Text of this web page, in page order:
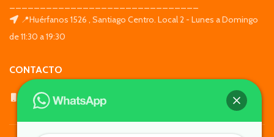
📍Huérfanos 1526 , Santiago Centro. Local 2 - Lunes a Domingo
de 11:30 a 19:30
CONTACTO
WhatsApp: +569 7564 4676